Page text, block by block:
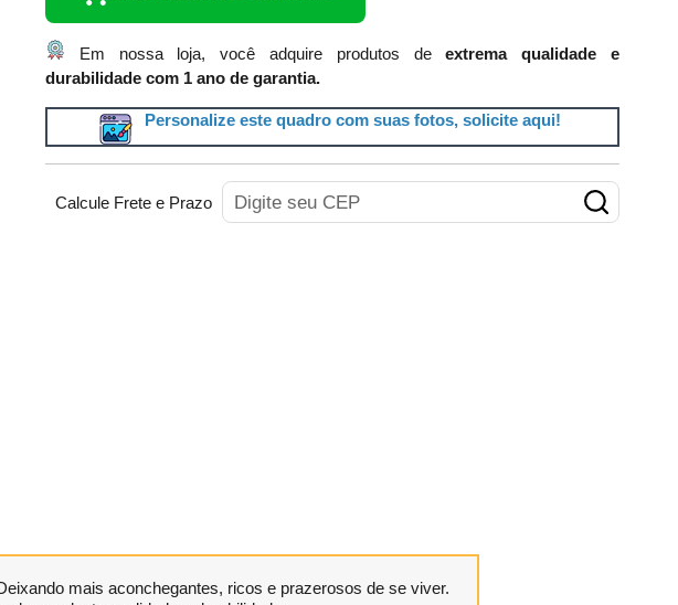
Em nossa loja, você adquire produtos deextrema qualidade e
durabilidade com 1 ano de garantia.
Personalize este quadro com suas fotos, solicite aqui!
Calcule Frete e Prazo
mais aconchegantes, ricos e prazerosos de se viver.